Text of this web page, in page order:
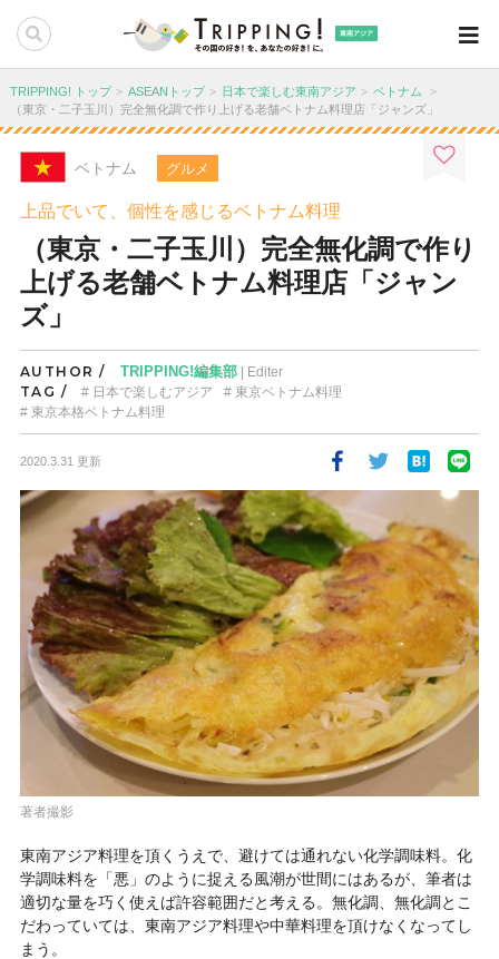
東南アジア
TRIPPING! トップ ASEANトップ 日本で楽しむ東南アジア
ベトナム
（東京・二子玉川）完全無化調で作り上げる老舗ベトナム料理店「ジャンズ」
ベトナム グルメ
上品でいて、個性を感じるベトナム料理
（東京・二子玉川）完全無化調で作り
上げる老舗ベトナム料理店「ジャン
ズ」
AUTHOR / TRIPPING!編集部| Editer
TAG / 日本で楽しむアジア
東京ベトナム料理
東京本格ベトナム料理
2020.3.31 更新
著者撮影
東南アジア料理を頂くうえで、避けては通れない化学調味料。化
学調味料を「悪」のように捉える風潮が世間にはあるが、筆者は
適切な量を巧く使えば許容範囲だと考える。無化調、無化調とこ
だわっていては、東南アジア料理や中華料理を頂けなくなってし
まう。